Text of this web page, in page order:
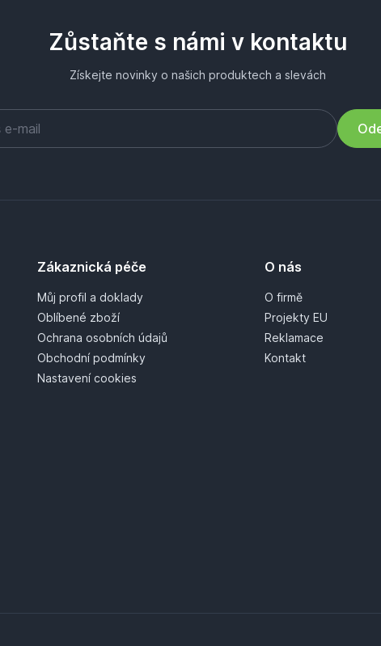
Zůstaňte s námi v kontaktu
Získejte novinky o našich produktech a slevách
Zákaznická péče
Můj profil a doklady
Oblíbené zboží
Ochrana osobních údajů
Obchodní podmínky
Nastavení cookies
O nás
O firmě
Projekty EU
Reklamace
Kontakt